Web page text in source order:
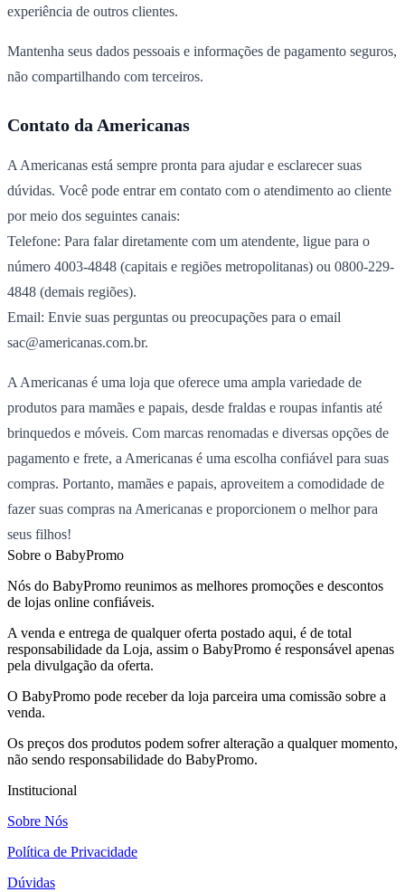
experiência de outros clientes.
Mantenha seus dados pessoais e informações de pagamento seguros,
não compartilhando com terceiros.
Contato da Americanas
A Americanas está sempre pronta para ajudar e esclarecer suas
dúvidas. Você pode entrar em contato com o atendimento ao cliente
por meio dos seguintes canais:
Telefone: Para falar diretamente com um atendente, ligue para o
número 4003-4848 (capitais e regiões metropolitanas) ou 0800-229-
4848 (demais regiões).
Email: Envie suas perguntas ou preocupações para o email
sac@americanas.com.br.
A Americanas é uma loja que oferece uma ampla variedade de
produtos para mamães e papais, desde fraldas e roupas infantis até
brinquedos e móveis. Com marcas renomadas e diversas opções de
pagamento e frete, a Americanas é uma escolha confiável para suas
compras. Portanto, mamães e papais, aproveitem a comodidade de
fazer suas compras na Americanas e proporcionem o melhor para
seus filhos!
Sobre o BabyPromo
Nós do BabyPromo reunimos as melhores promoções e descontos
de lojas online confiáveis.
A venda e entrega de qualquer oferta postado aqui, é de total
responsabilidade da Loja, assim o BabyPromo é responsável apenas
pela divulgação da oferta.
O BabyPromo pode receber da loja parceira uma comissão sobre a
venda.
Os preços dos produtos podem sofrer alteração a qualquer momento,
não sendo responsabilidade do BabyPromo.
Institucional
Sobre Nós
Política de Privacidade
Dúvidas